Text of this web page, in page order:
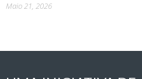
Maio 21, 2026